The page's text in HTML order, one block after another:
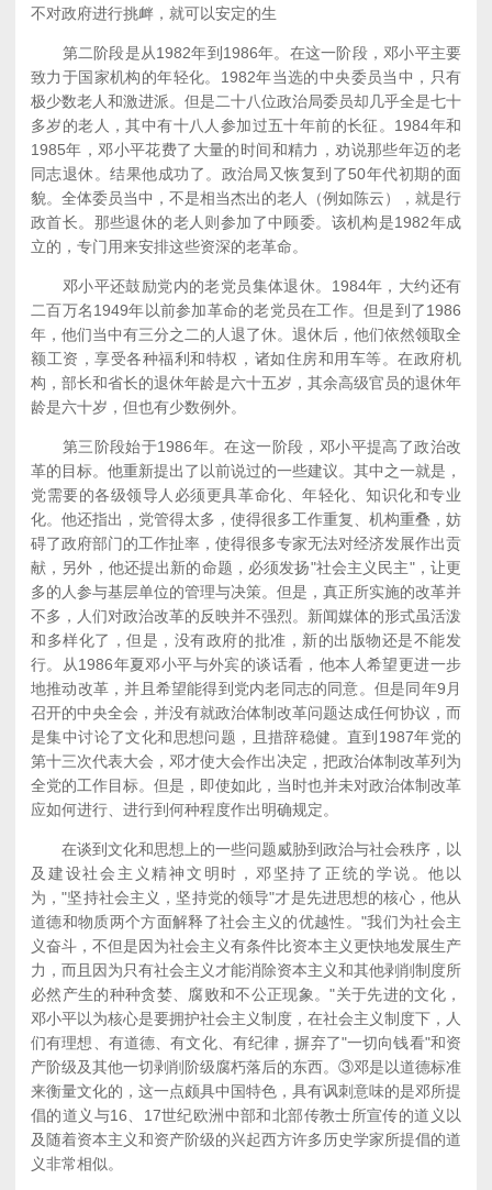
不对政府进行挑衅，就可以安定的生
第二阶段是从1982年到1986年。在这一阶段，邓小平主要
致力于国家机构的年轻化。1982年当选的中央委员当中，只有
极少数老人和激进派。但是二十八位政治局委员却几乎全是七十
多岁的老人，其中有十八人参加过五十年前的长征。1984年和
1985年，邓小平花费了大量的时间和精力，劝说那些年迈的老
同志退休。结果他成功了。政治局又恢复到了50年代初期的面
貌。全体委员当中，不是相当杰出的老人（例如陈云），就是行
政首长。那些退休的老人则参加了中顾委。该机构是1982年成
立的，专门用来安排这些资深的老革命。
邓小平还鼓励党内的老党员集体退休。1984年，大约还有
二百万名1949年以前参加革命的老党员在工作。但是到了1986
年，他们当中有三分之二的人退了休。退休后，他们依然领取全
额工资，享受各种福利和特权，诸如住房和用车等。在政府机
构，部长和省长的退休年龄是六十五岁，其余高级官员的退休年
龄是六十岁，但也有少数例外。
第三阶段始于1986年。在这一阶段，邓小平提高了政治改
革的目标。他重新提出了以前说过的一些建议。其中之一就是，
党需要的各级领导人必须更具革命化、年轻化、知识化和专业
化。他还指出，党管得太多，使得很多工作重复、机构重叠，妨
碍了政府部门的工作扯率，使得很多专家无法对经济发展作出贡
献，另外，他还提出新的命题，必须发扬"社会主义民主"，让更
多的人参与基层单位的管理与决策。但是，真正所实施的改革并
不多，人们对政治改革的反映并不强烈。新闻媒体的形式虽活泼
和多样化了，但是，没有政府的批准，新的出版物还是不能发
行。从1986年夏邓小平与外宾的谈话看，他本人希望更进一步
地推动改革，并且希望能得到党内老同志的同意。但是同年9月
召开的中央全会，并没有就政治体制改革问题达成任何协议，而
是集中讨论了文化和思想问题，且措辞稳健。直到1987年党的
第十三次代表大会，邓才使大会作出决定，把政治体制改革列为
全党的工作目标。但是，即使如此，当时也并未对政治体制改革
应如何进行、进行到何种程度作出明确规定。
在谈到文化和思想上的一些问题威胁到政治与社会秩序，以
及建设社会主义精神文明时，邓坚持了正统的学说。他以
为，"坚持社会主义，坚持党的领导"才是先进思想的核心，他从
道德和物质两个方面解释了社会主义的优越性。"我们为社会主
义奋斗，不但是因为社会主义有条件比资本主义更快地发展生产
力，而且因为只有社会主义才能消除资本主义和其他剥削制度所
必然产生的种种贪婪、腐败和不公正现象。"关于先进的文化，
邓小平以为核心是要拥护社会主义制度，在社会主义制度下，人
们有理想、有道德、有文化、有纪律，摒弃了"一切向钱看"和资
产阶级及其他一切剥削阶级腐朽落后的东西。③邓是以道德标准
来衡量文化的，这一点颇具中国特色，具有讽刺意味的是邓所提
倡的道义与16、17世纪欧洲中部和北部传教士所宣传的道义以
及随着资本主义和资产阶级的兴起西方许多历史学家所提倡的道
义非常相似。